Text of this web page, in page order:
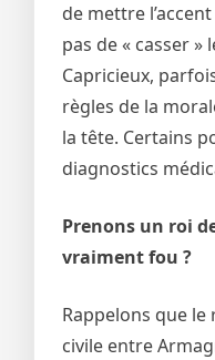
de mettre
pas de « casser
Capricieux,
règles de la
la tête. Certains
diagnostics
Prenons un roi
vraiment fou ?
Rappelons que le
civile entre